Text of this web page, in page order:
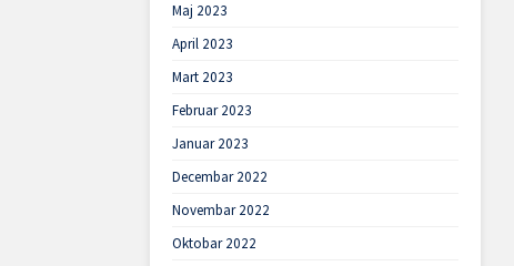
Maj 2023
April 2023
Mart 2023
Februar 2023
Januar 2023
Decembar 2022
Novembar 2022
Oktobar 2022